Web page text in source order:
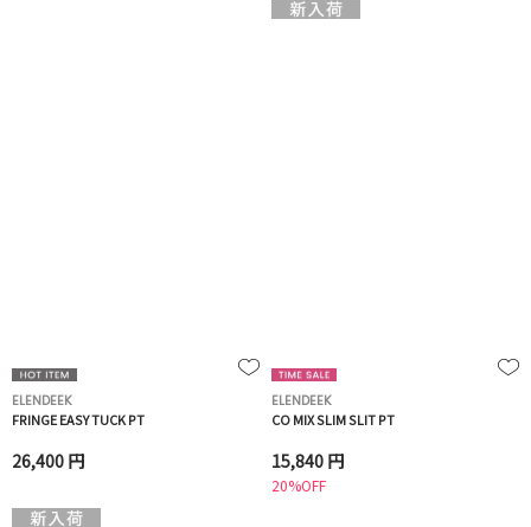
ELENDEEK
FRINGE EASY TUCK PT
26,400 円
ELENDEEK
CO MIX SLIM SLIT PT
15,840 円
20%OFF